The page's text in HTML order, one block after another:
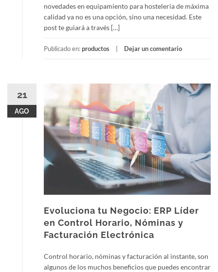
novedades en equipamiento para hosteleria de máxima
calidad ya no es una opción, sino una necesidad. Este
post te guiará a través […]
Publicado en:productos Dejar un comentario
21
AGO
Evoluciona tu Negocio: ERP Líder
en Control Horario, Nóminas y
Facturación Electrónica
Control horario, nóminas y facturación al instante, son
algunos de los muchos beneficios que puedes encontrar